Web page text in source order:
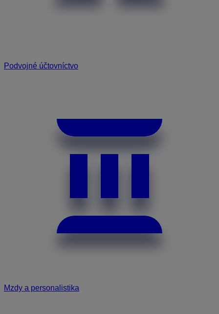
Podvojné účtovníctvo
Mzdy a personalistika